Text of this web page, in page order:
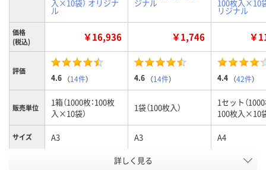
入×10袋） オリジナ
ル
ジナル 100枚入×10
リジナル
価格
(税込)
￥16,936 ￥1,746 ￥
評価
4.6 （14件） 4.6 （14件） 4.4 （42件）
販売単位
1箱（1000枚：100枚
入×10袋）
1袋（100枚入）
1セット（1000
100枚入×10
サイズ A3 A3 A4
2326890 9477528
詳しく見る